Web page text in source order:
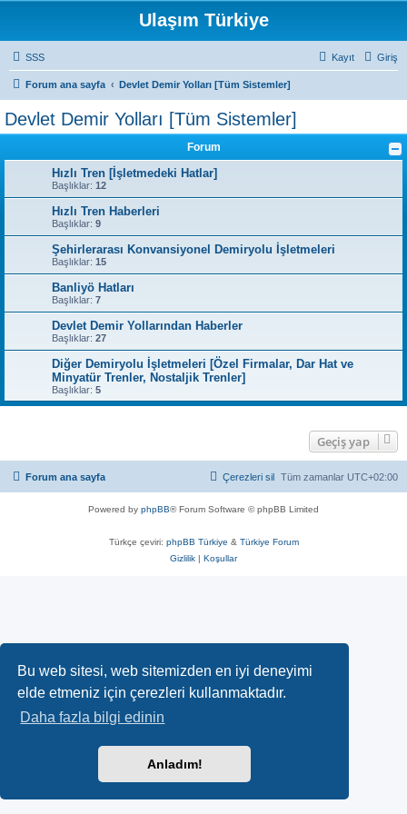
Bu web sitesi, web sitemizden en iyi deneyimi
elde etmeniz için çerezleri kullanmaktadır.
Daha fazla bilgi edinin
Anladım!
Ulaşım Türkiye
SSS Giriş
Kayıt
Forum ana sayfa Devlet Demir Yolları [Tüm Sistemler]
Devlet Demir Yolları [Tüm Sistemler]
Forum
Hızlı Tren [İşletmedeki Hatlar]
Başlıklar: 12
Hızlı Tren Haberleri
Başlıklar: 9
Şehirlerarası Konvansiyonel Demiryolu İşletmeleri
Başlıklar: 15
Banliyö Hatları
Başlıklar: 7
Devlet Demir Yollarından Haberler
Başlıklar: 27
Diğer Demiryolu İşletmeleri [Özel Firmalar, Dar Hat ve
Minyatür Trenler, Nostaljik Trenler]
Başlıklar: 5
Geçiş yap
Forum ana sayfa Tüm zamanlar UTC+02:00
Çerezleri sil
Powered by phpBB® Forum Software © phpBB Limited
Türkçe çeviri: phpBB Türkiye & Türkiye Forum
Gizlilik | Koşullar